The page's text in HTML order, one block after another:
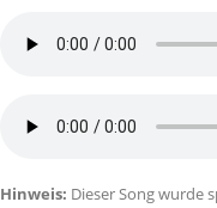
Hinweis: Dieser Song wurde